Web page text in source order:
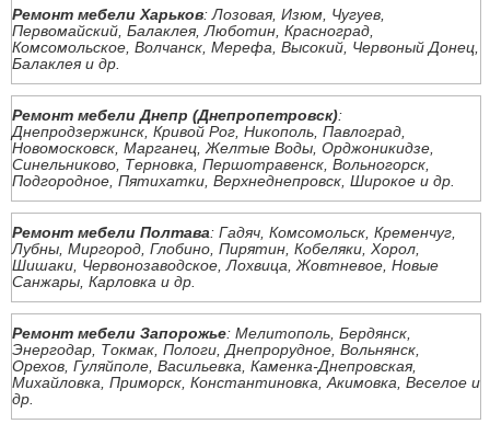
Ремонт мебели Харьков: Лозовая, Изюм, Чугуев,
Первомайский, Балаклея, Люботин, Красноград,
Комсомольское, Волчанск, Мерефа, Высокий, Червоный Донец,
Балаклея и др.
Ремонт мебели Днепр (Днепропетровск):
Днепродзержинск, Кривой Рог, Никополь, Павлоград,
Новомосковск, Марганец, Желтые Воды, Орджоникидзе,
Синельниково, Терновка, Першотравенск, Вольногорск,
Подгородное, Пятихатки, Верхнеднепровск, Широкое и др.
Ремонт мебели Полтава: Гадяч, Комсомольск, Кременчуг,
Лубны, Миргород, Глобино, Пирятин, Кобеляки, Хорол,
Шишаки, Червонозаводское, Лохвица, Жовтневое, Новые
Санжары, Карловка и др.
Ремонт мебели Запорожье: Мелитополь, Бердянск,
Энергодар, Токмак, Пологи, Днепрорудное, Вольнянск,
Орехов, Гуляйполе, Васильевка, Каменка-Днепровская,
Михайловка, Приморск, Константиновка, Акимовка, Веселое и
др.